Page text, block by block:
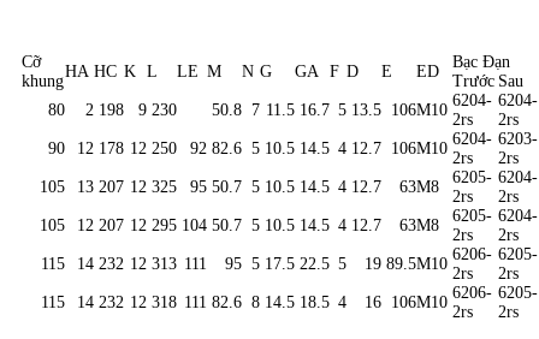
Cỡ
khung
HA HC K L LE M N G GA F D E ED
Bạc Đạn
Trước Sau
80
2 198 9 230 50.8 7 11.5 16.7 5 13.5 106M10
6204-
2rs
6204-
2rs
90
12 178 12 250 92 82.6 5 10.5 14.5 4 12.7 106M10
6204-
2rs
6203-
2rs
105
13 207 12 325 95 50.7 5 10.5 14.5 4 12.7 63M8
6205-
2rs
6204-
2rs
105
12 207 12 295 104 50.7 5 10.5 14.5 4 12.7 63M8
6205-
2rs
6204-
2rs
115
14 232 12 313 111 95 5 17.5 22.5 5 19 89.5M10
6206-
2rs
6205-
2rs
115
14 232 12 318 111 82.6 8 14.5 18.5 4 16 106M10
6206-
2rs
6205-
2rs